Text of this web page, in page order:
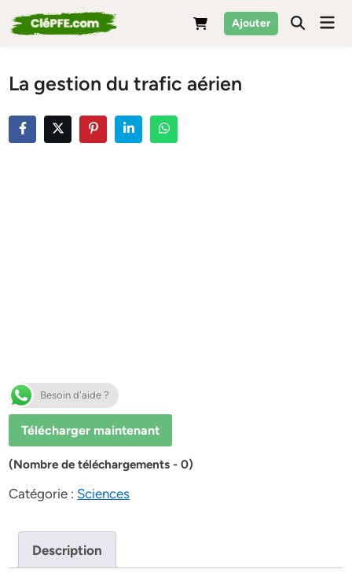
to
Ajouter
La gestion du trafic aérien
Besoin d'aide ?
Télécharger maintenant
(Nombre de téléchargements - 0)
Catégorie : Sciences
Description